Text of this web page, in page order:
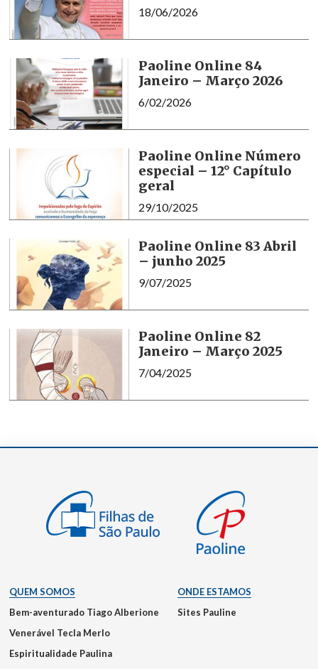
18/06/2026
Paoline Online 84
Janeiro – Março 2026
6/02/2026
Paoline Online Número
especial – 12° Capítulo
geral
29/10/2025
Paoline Online 83 Abril
– junho 2025
9/07/2025
Paoline Online 82
Janeiro – Março 2025
7/04/2025
QUEM SOMOS
Bem-aventurado Tiago Alberione
Venerável Tecla Merlo
Espiritualidade Paulina
ONDE ESTAMOS
Sites Pauline